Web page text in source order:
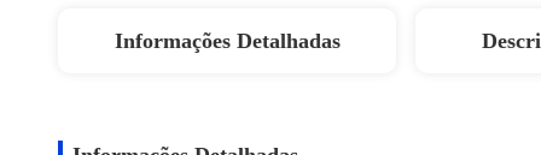
Informações Detalhadas